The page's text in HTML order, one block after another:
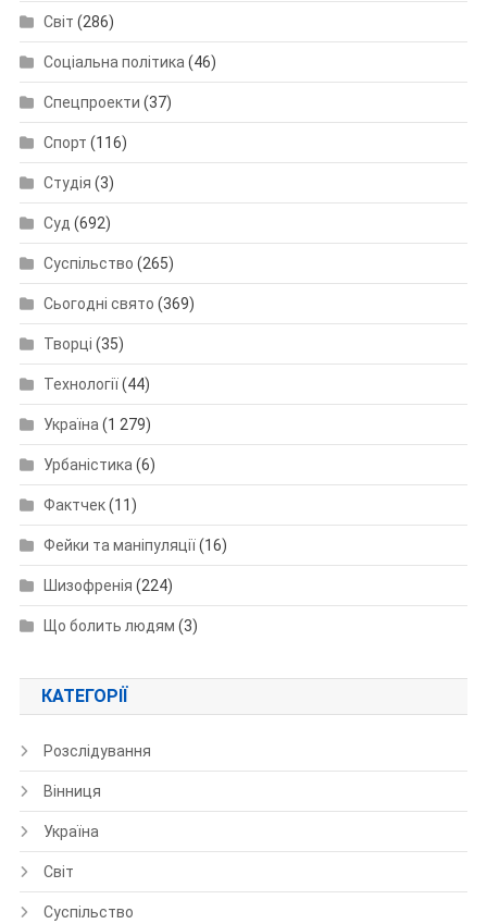
Світ (286)
Соціальна політика(46)
Спецпроекти (37)
Спорт (116)
Студія (3)
Суд (692)
Суспільство (265)
Сьогодні свято (369)
Творці (35)
Технології(44)
Україна(1 279)
Урбаністика(6)
Фактчек(11)
Фейки та маніпуляції(16)
Шизофренія (224)
Що болить людям (3)
КАТЕГОРІЇ
Розслідування
Вінниця
Україна
Світ
Суспільство